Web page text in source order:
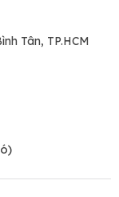
Tân, TP.HCM